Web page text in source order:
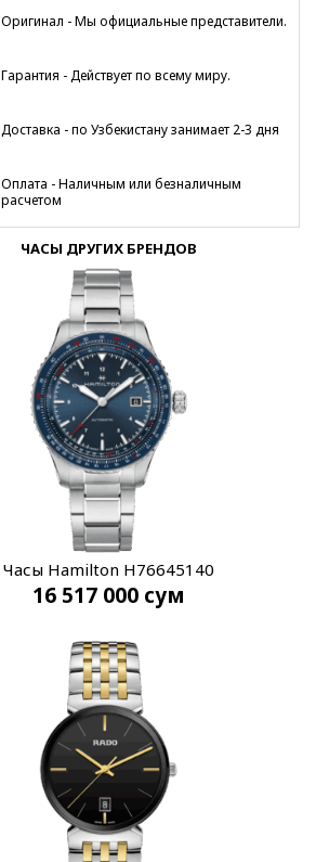
Оригинал - Мы официальные представители.
Гарантия - Действует по всему миру.
Доставка - по Узбекистану занимает 2-3 дня
Оплата - Наличным или безналичным
расчетом
ЧАСЫ ДРУГИХ БРЕНДОВ
Часы Hamilton H76645140
16 517 000 сум